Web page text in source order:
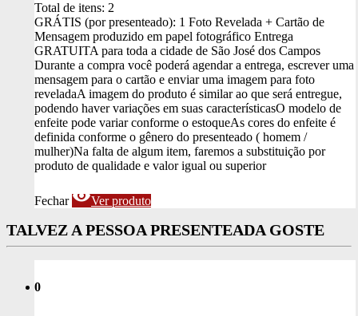
Total de itens: 2
GRÁTIS (por presenteado): 1 Foto Revelada + Cartão de
Mensagem produzido em papel fotográfico Entrega
GRATUITA para toda a cidade de São José dos Campos
Durante a compra você poderá agendar a entrega, escrever uma
mensagem para o cartão e enviar uma imagem para foto
reveladaA imagem do produto é similar ao que será entregue,
podendo haver variações em suas característicasO modelo de
enfeite pode variar conforme o estoqueAs cores do enfeite é
definida conforme o gênero do presenteado ( homem /
mulher)Na falta de algum item, faremos a substituição por
produto de qualidade e valor igual ou superior
Fechar visibilityVer produto
TALVEZ A PESSOA PRESENTEADA GOSTE
0